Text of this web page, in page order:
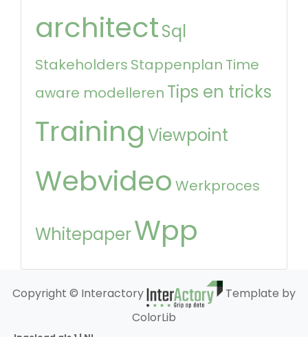
architectSql
Stakeholders Stappenplan Time
aware modelleren Tips en tricks
Training Viewpoint
Webvideo Werkproces
WhitepaperWpp
Copyright © Interactory
Template by
ColorLib